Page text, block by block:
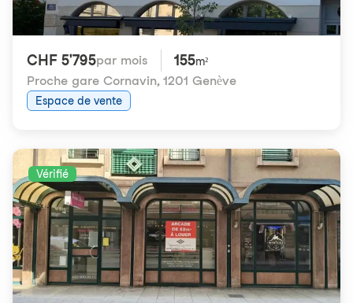
CHF 5'795par mois 155m²
Proche gare Cornavin, 1201 Genève
Espace de vente
Vérifié